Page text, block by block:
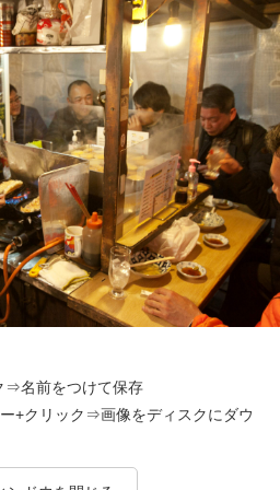
⇒名前をつけて保存
+クリック⇒画像をディスクにダウ